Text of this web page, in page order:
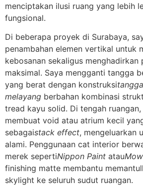
menciptakan ilusi ruang yang lebih
fungsional.
Di beberapa proyek di Surabaya,
penambahan elemen vertikal untuk
kebosanan sekaligus menghadirkan
maksimal. Saya mengganti tangga
yang berat dengan konstruksitangga
melayang berbahan kombinasi
tread kayu solid. Di tengah
membuat void atau atrium kecil
sebagaistack effect, mengeluarkan
alami. Penggunaan cat interior
merek sepertiNippon Paint atau
finishing matte membantu
skylight ke seluruh sudut ruangan.